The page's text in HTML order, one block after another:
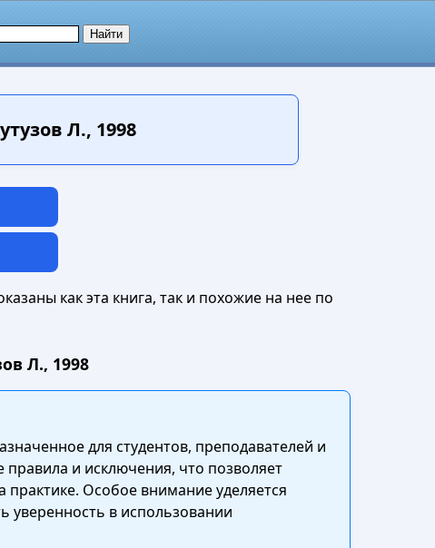
Л., 1998
как эта книга, так и похожие на нее по
Л., 1998
для студентов, преподавателей и
и исключения, что позволяет
практике. Особое внимание уделяется
уверенность в использовании